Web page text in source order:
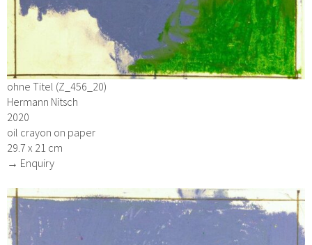
ohne Titel (Z_456_20)
Hermann Nitsch
2020
oil crayon on paper
29.7 x 21 cm
→ Enquiry